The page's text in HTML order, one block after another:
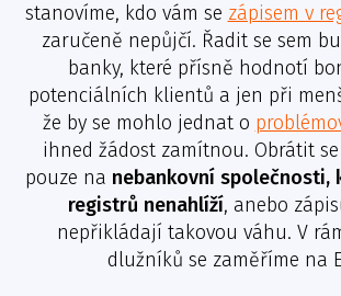
stanovíme, kdo vám se zápisem v
zaručeně nepůjčí. Řadit se sem
banky, které přísně hodnotí
potenciálních klientů a jen při
že by se mohlo jednat o
ihned žádost zamítnou. Obrátit
pouze na nebankovní společnosti,
registrů nenahlíží, anebo
nepřikládají takovou váhu. V
dlužníků se zaměříme na